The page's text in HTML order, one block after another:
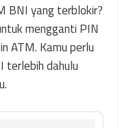
BNI yang terblokir?
mengganti PIN
ATM. Kamu perlu
terlebih dahulu